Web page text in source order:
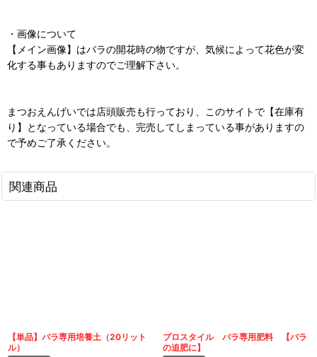
・画像について
【メイン画像】はバラの開花時の物ですが、気候によって花色が変
化する事もありますのでご理解下さい。
まつおえんげいでは店頭販売も行っており、このサイトで【在庫有
り】となっている場合でも、完売してしまっている事がありますの
で予めご了承ください。
関連商品
【単品】バラ専用培養土（20リット
ル）
プロスタイル バラ専用肥料 【バラ
の追肥に】